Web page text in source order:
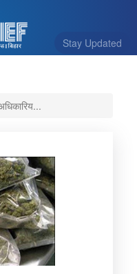
Stay Updated